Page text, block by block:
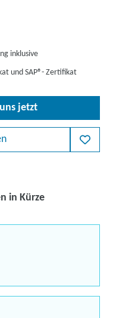
inklusive
und SAP®- Zertifikat
jetzt
in Kürze